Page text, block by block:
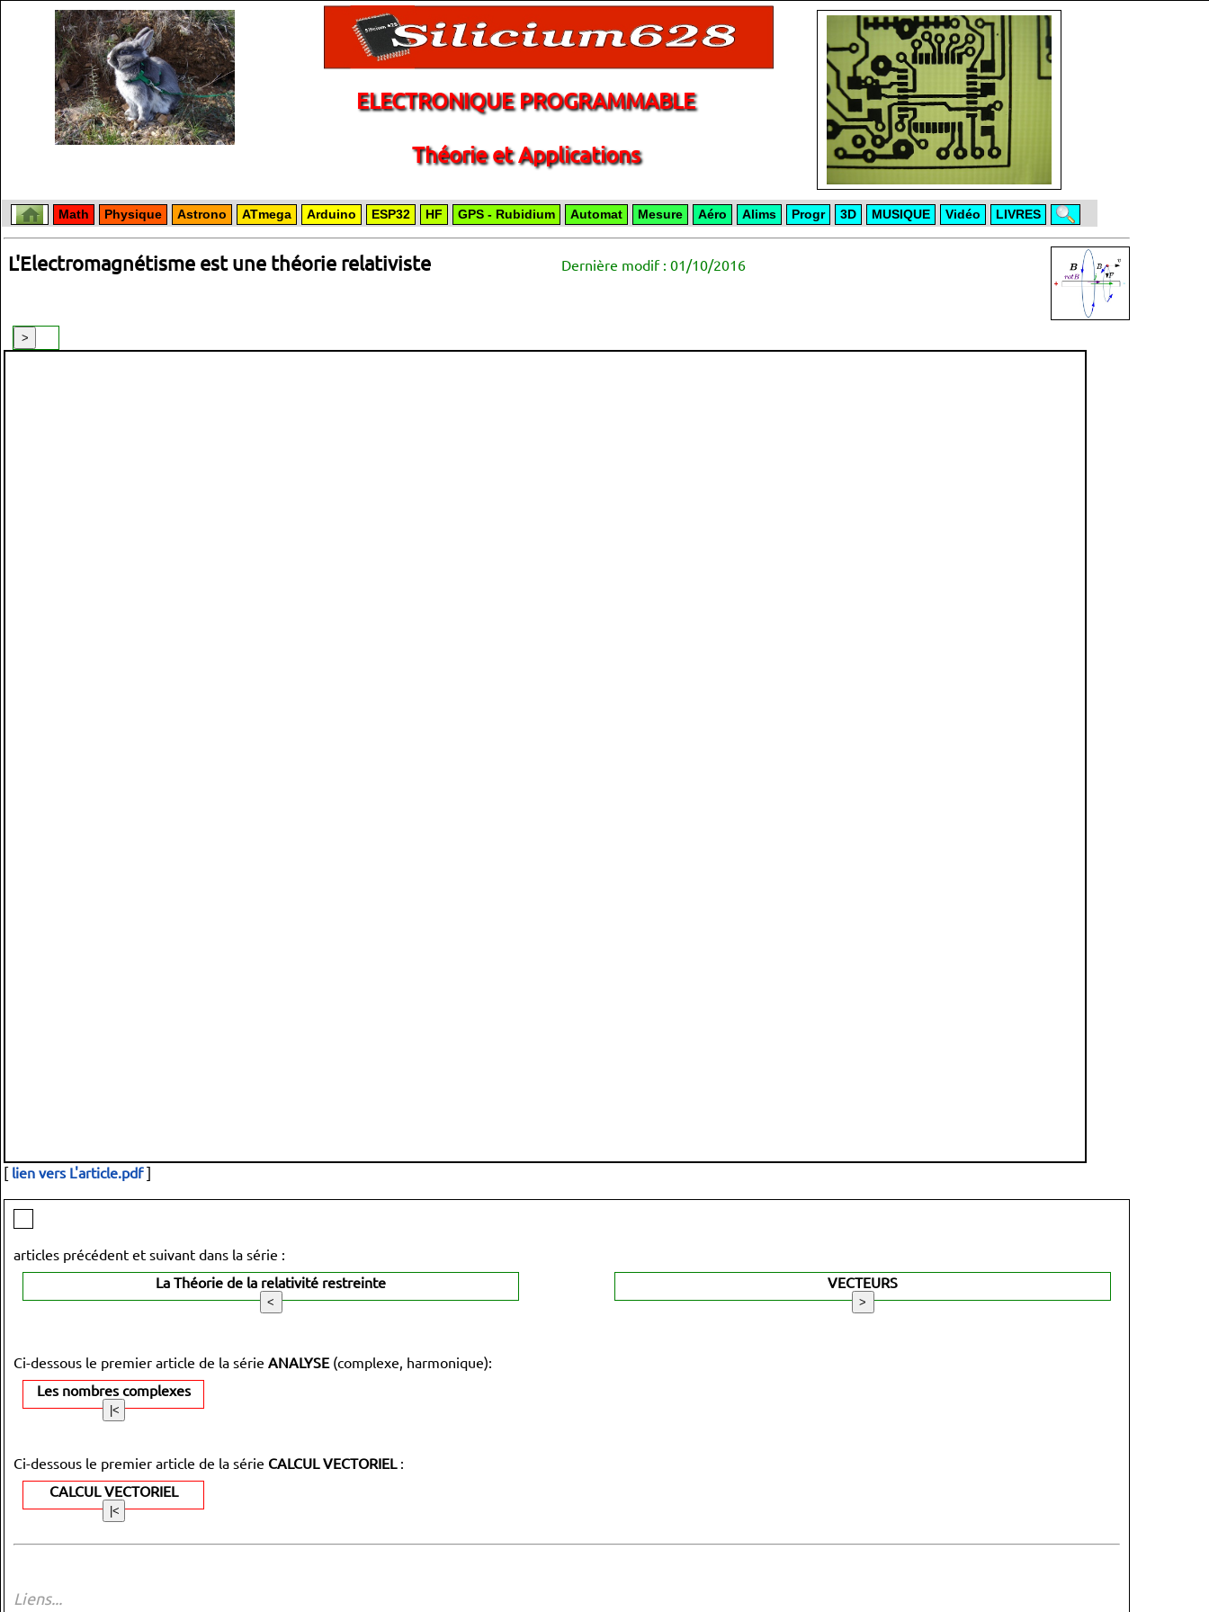
ELECTRONIQUE PROGRAMMABLE
Théorie et Applications
Math Physique Astrono ATmega Arduino ESP32 HF GPS - Rubidium Automat Mesure Aéro Alims Progr 3D MUSIQUE Vidéo LIVRES
L'Electromagnétisme est une théorie relativiste Dernière modif : 01/10/2016
[ lien vers L'article.pdf]
articles précédent et suivant dans la série :
La Théorie de la relativité restreinte
VECTEURS
Ci-dessous le premier article de la série ANALYSE(complexe, harmonique):
Les nombres complexes
Ci-dessous le premier article de la série CALCUL VECTORIEL:
CALCUL VECTORIEL
Liens...